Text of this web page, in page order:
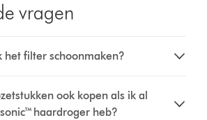
vragen
het filter schoonmaken?
ook kopen als ik al
haardroger heb?